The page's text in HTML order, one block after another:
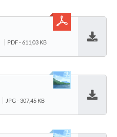
PDF - 611,03 KB
JPG - 307,45 KB